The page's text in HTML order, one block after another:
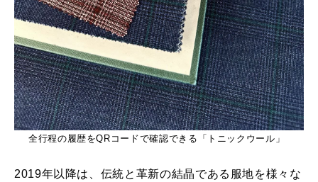
全行程の履歴をQRコードで確認できる「トニックウール」
2019年以降は、伝統と革新の結晶である服地を様々な